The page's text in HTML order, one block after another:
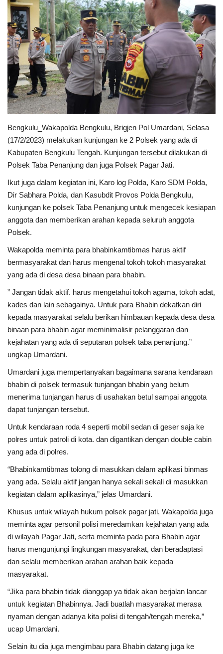
Keamanan
Kejahatan
Cybers Event
UMKM & Ekonomi Kreatif
Ekonomi
Pendidikan
Informasi Journalism
Olahraga
Kesehatan
Layanan Publik
Perempuan/Anak
Bengkulu_Wakapolda Bengkulu, Brigjen Pol Umardani, Selasa
(17/2/2023) melakukan kunjungan ke 2 Polsek yang ada di
Kabupaten Bengkulu Tengah. Kunjungan tersebut dilakukan di
Polsek Taba Penanjung dan juga Polsek Pagar Jati.
Ikut juga dalam kegiatan ini, Karo log Polda, Karo SDM Polda,
Dir Sabhara Polda, dan Kasubdit Provos Polda Bengkulu,
kunjungan ke polsek Taba Penanjung untuk mengecek kesiapan
anggota dan memberikan arahan kepada seluruh anggota
Polsek.
Wakapolda meminta para bhabinkamtibmas harus aktif
bermasyarakat dan harus mengenal tokoh tokoh masyarakat
yang ada di desa desa binaan para bhabin.
” Jangan tidak aktif. harus mengetahui tokoh agama, tokoh adat,
kades dan lain sebagainya. Untuk para Bhabin dekatkan diri
kepada masyarakat selalu berikan himbauan kepada desa desa
binaan para bhabin agar meminimalisir pelanggaran dan
kejahatan yang ada di seputaran polsek taba penanjung.”
ungkap Umardani.
Umardani juga mempertanyakan bagaimana sarana kendaraan
bhabin di polsek termasuk tunjangan bhabin yang belum
menerima tunjangan harus di usahakan betul sampai anggota
dapat tunjangan tersebut.
Untuk kendaraan roda 4 seperti mobil sedan di geser saja ke
polres untuk patroli di kota. dan digantikan dengan double cabin
yang ada di polres.
“Bhabinkamtibmas tolong di masukkan dalam aplikasi binmas
yang ada. Selalu aktif jangan hanya sekali sekali di masukkan
kegiatan dalam aplikasinya,” jelas Umardani.
Khusus untuk wilayah hukum polsek pagar jati, Wakapolda juga
meminta agar personil polisi meredamkan kejahatan yang ada
di wilayah Pagar Jati, serta meminta pada para Bhabin agar
harus mengunjungi lingkungan masyarakat, dan beradaptasi
dan selalu memberikan arahan arahan baik kepada
masyarakat.
“Jika para bhabin tidak dianggap ya tidak akan berjalan lancar
untuk kegiatan Bhabinnya. Jadi buatlah masyarakat merasa
nyaman dengan adanya kita polisi di tengah/tengah mereka,”
ucap Umardani.
Selain itu dia juga mengimbau para Bhabin datang juga ke